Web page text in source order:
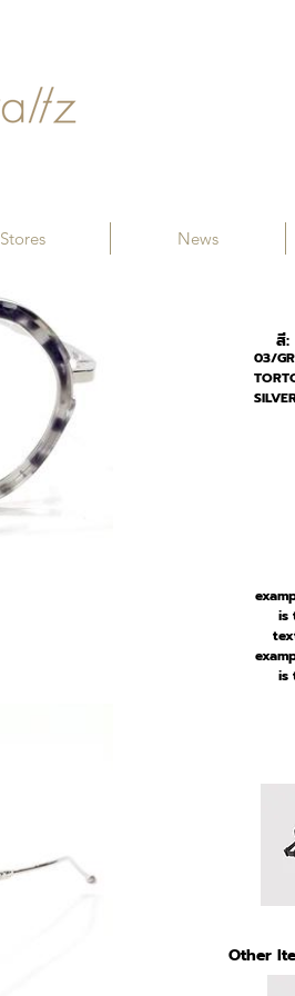
สี:
03/
is
is
Other
Stores News